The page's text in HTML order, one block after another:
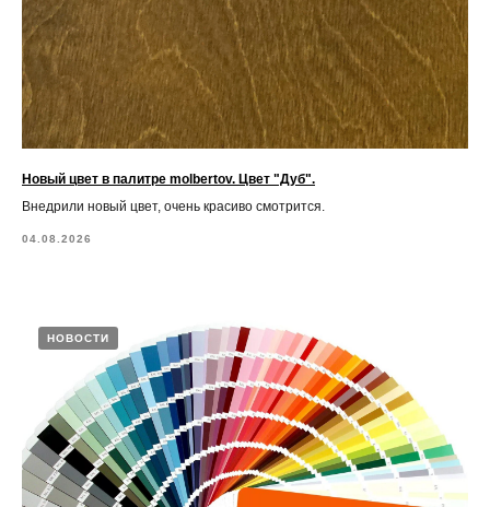
Новый цвет в палитре molbertov. Цвет "Дуб".
Внедрили новый цвет, очень красиво смотрится.
04.08.2026
НОВОСТИ